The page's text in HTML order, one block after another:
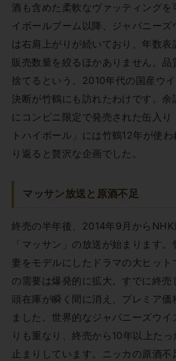
酒も含めた柔軟なヴァッティングを
イボールブーム以降、ジャパニーズ
は右肩上がりが続いており、年数表
販売数量を絞るほかありません。品
捨てるという、2010年代の国産ウ
決断が竹鶴にも訪れたわけです。
にコンビニ限定で発売された缶入り
トハイボール」には竹鶴12年が使
り返ると贅沢な企画でした。
マッサン放送と原酒不足
終売の半年後、2014年9月からNHK
「マッサン」の放送が始まります
妻をモデルにしたドラマの大ヒット
の需要は爆発的に拡大。すでに終売
頭在庫が瞬く間に消え、プレミア価
ました。世界的なジャパニーズウイ
りも重なり、終売から10年以上た
止まりしています。ニッカの原酒不